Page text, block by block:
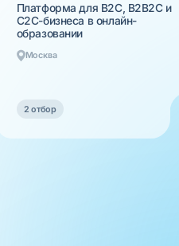
Платформа для B2C, B2B2C и
C2C-бизнеса в онлайн-
образовании
Москва
2 отбор